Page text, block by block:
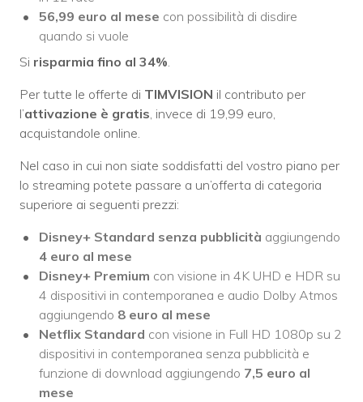
56,99 euro al mese con possibilità di disdire
quando si vuole
Si risparmia fino al 34%.
Per tutte le offerte di TIMVISION il contributo per
l’attivazione è gratis, invece di 19,99 euro,
acquistandole online.
Nel caso in cui non siate soddisfatti del vostro piano per
lo streaming potete passare a un’offerta di categoria
superiore ai seguenti prezzi:
Disney+ Standard senza pubblicità aggiungendo
4 euro al mese
Disney+ Premium con visione in 4K UHD e HDR su
4 dispositivi in contemporanea e audio Dolby Atmos
aggiungendo 8 euro al mese
Netflix Standard con visione in Full HD 1080p su 2
dispositivi in contemporanea senza pubblicità e
funzione di download aggiungendo 7,5 euro al
mese